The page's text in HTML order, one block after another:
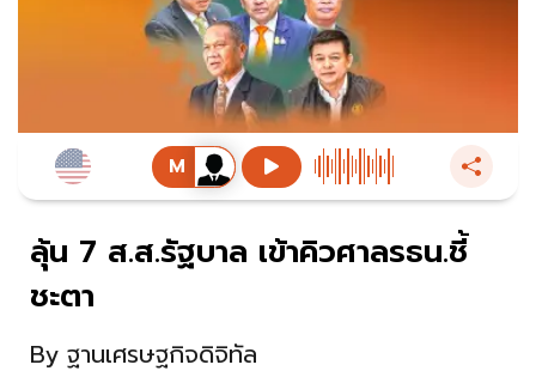
ลุ้น 7 ส.ส.รัฐบาล เข้าคิวศาลรธน.ชี้
ชะตา
By ฐานเศรษฐกิจดิจิทัล